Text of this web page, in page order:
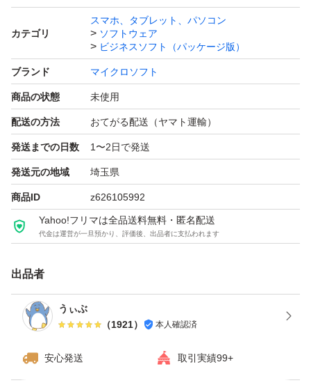
OneNote
Publisher
対応OS：Windows 10, Windows 11
インストールから認証完了まで、サポートいたします。
まとめ買いにも対応可能ですので、複数枚お求めの場合は
コメントいただければ幸いです。
カテゴリ
スマホ、タブレット、パソコン
ソフトウェア
ビジネスソフト（パッケージ版）
ブランド マイクロソフト
商品の状態 未使用
配送の方法 おてがる配送（ヤマト運輸）
発送までの日数 1〜2日で発送
発送元の地域 埼玉県
商品ID z626105992
Yahoo!フリマは全品送料無料・匿名配送
代金は運営が一旦預かり、評価後、出品者に支払われます
出品者
うぃぶ
（1921） 本人確認済
安心発送 取引実績99+